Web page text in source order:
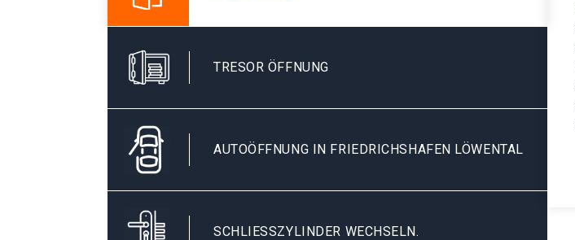
TRESOR ÖFFNUNG
AUTOÖFFNUNG IN FRIEDRICHSHAFEN LÖWENTAL
SCHLIESSZYLINDER WECHSELN.